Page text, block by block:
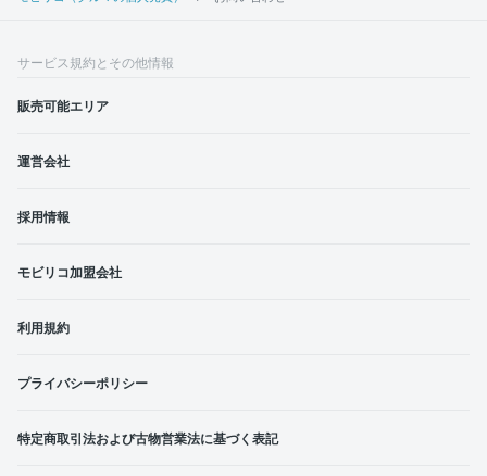
サービス規約とその他情報
販売可能エリア
運営会社
採用情報
モビリコ加盟会社
利用規約
プライバシーポリシー
特定商取引法および古物営業法に基づく表記